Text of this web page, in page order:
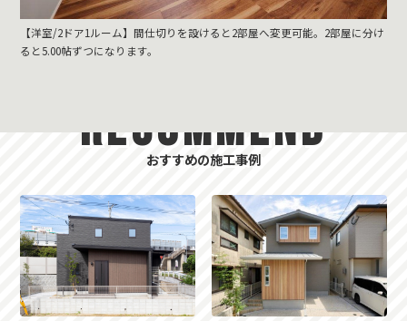
【洋室/2ドア1ルーム】間仕切りを設けると2部屋へ変更可能。2部屋に分け
ると5.00帖ずつになります。
RECOMMEND
おすすめの施工事例